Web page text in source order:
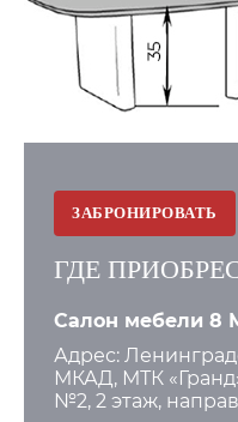
ЗАБРОНИРОВАТЬ
ГДЕ
Салон мебели 8
Адрес:
МКАД, МТК
№2, 2 этаж,